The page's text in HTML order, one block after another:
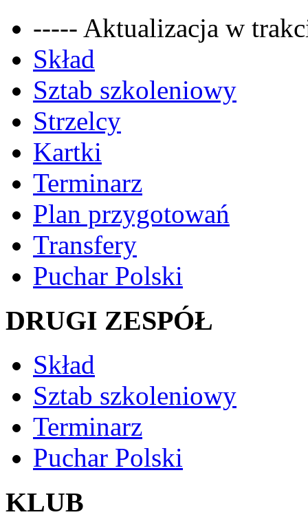
----- Aktualizacja w
Skład
Sztab szkoleniowy
Strzelcy
Kartki
Terminarz
Plan przygotowań
Transfery
Puchar Polski
DRUGI ZESPÓŁ
Skład
Sztab szkoleniowy
Terminarz
Puchar Polski
KLUB